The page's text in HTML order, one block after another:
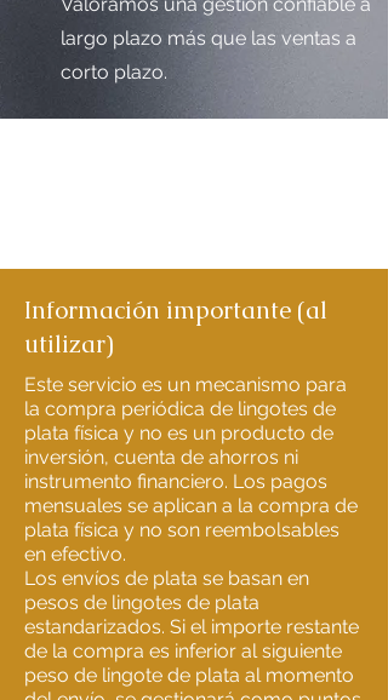
largo plazo más que las ventas a
corto plazo.
Información importante (al
utilizar)
Este servicio es un mecanismo para
la compra periódica de lingotes de
plata física y no es un producto de
inversión, cuenta de ahorros ni
instrumento financiero. Los pagos
mensuales se aplican a la compra de
plata física y no son reembolsables
en efectivo.
Los envíos de plata se basan en
pesos de lingotes de plata
estandarizados. Si el importe restante
de la compra es inferior al siguiente
peso de lingote de plata al momento